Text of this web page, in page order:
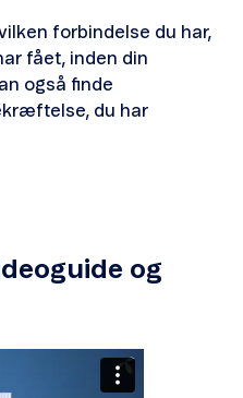
forbindelse du har,
fået, inden din
også finde
du har
og